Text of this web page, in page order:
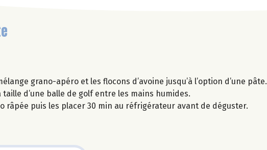
grano-apéro et les flocons d’avoine jusqu’à l’option d’une pâte.
d’une balle de golf entre les mains humides.
râpée puis les placer 30 min au réfrigérateur avant de déguster.